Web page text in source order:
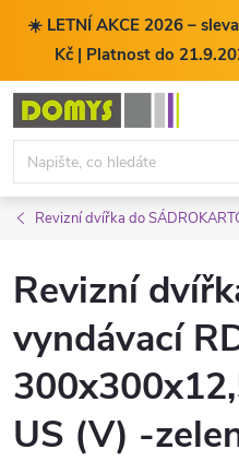
☀️ LETNÍ AKCE 2026 –
Kč | Platnost do
Přejít
obsah
Revizní dvířka do
Revizní
vyndávací
US (V) -